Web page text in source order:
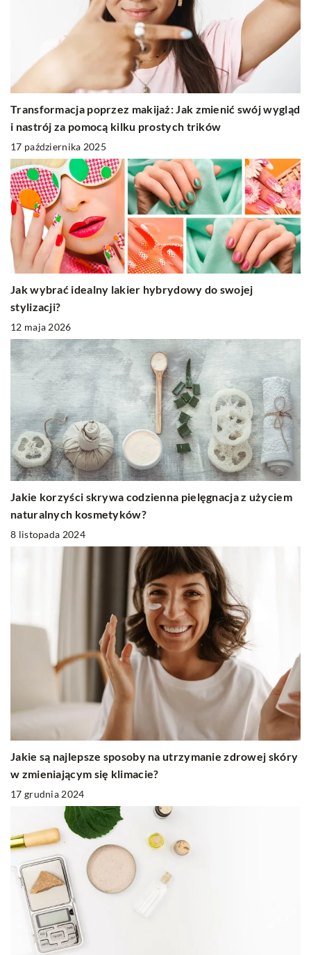
Transformacja poprzez makijaż: Jak zmienić swój wygląd
i nastrój za pomocą kilku prostych trików
17 października 2025
Jak wybrać idealny lakier hybrydowy do swojej
stylizacji?
12 maja 2026
Jakie korzyści skrywa codzienna pielęgnacja z użyciem
naturalnych kosmetyków?
8 listopada 2024
Jakie są najlepsze sposoby na utrzymanie zdrowej skóry
w zmieniającym się klimacie?
17 grudnia 2024